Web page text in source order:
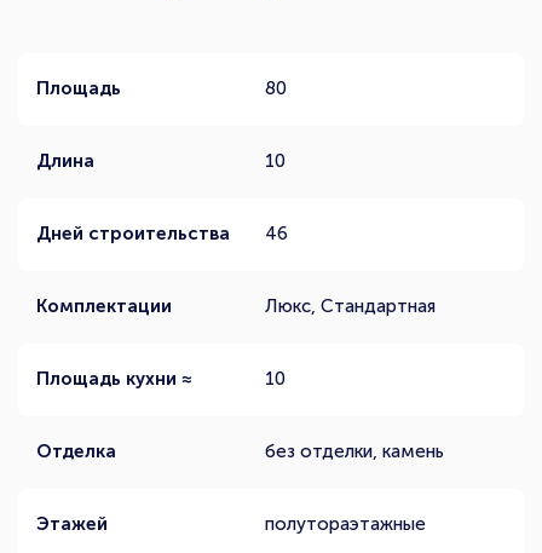
Площадь 80
Длина 10
Дней строительства 46
Комплектации Люкс, Стандартная
Площадь кухни ≈ 10
Отделка без отделки, камень
Этажей полутораэтажные